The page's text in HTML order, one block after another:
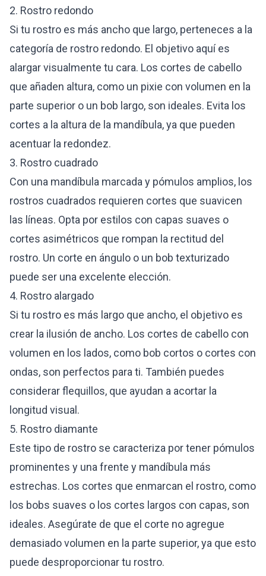
2. Rostro redondo
Si tu rostro es más ancho que largo, perteneces a la
categoría de rostro redondo. El objetivo aquí es
alargar visualmente tu cara. Los cortes de cabello
que añaden altura, como un pixie con volumen en la
parte superior o un bob largo, son ideales. Evita los
cortes a la altura de la mandíbula, ya que pueden
acentuar la redondez.
3. Rostro cuadrado
Con una mandíbula marcada y pómulos amplios, los
rostros cuadrados requieren cortes que suavicen
las líneas. Opta por estilos con capas suaves o
cortes asimétricos que rompan la rectitud del
rostro. Un corte en ángulo o un bob texturizado
puede ser una excelente elección.
4. Rostro alargado
Si tu rostro es más largo que ancho, el objetivo es
crear la ilusión de ancho. Los cortes de cabello con
volumen en los lados, como bob cortos o cortes con
ondas, son perfectos para ti. También puedes
considerar flequillos, que ayudan a acortar la
longitud visual.
5. Rostro diamante
Este tipo de rostro se caracteriza por tener pómulos
prominentes y una frente y mandíbula más
estrechas. Los cortes que enmarcan el rostro, como
los bobs suaves o los cortes largos con capas, son
ideales. Asegúrate de que el corte no agregue
demasiado volumen en la parte superior, ya que esto
puede desproporcionar tu rostro.